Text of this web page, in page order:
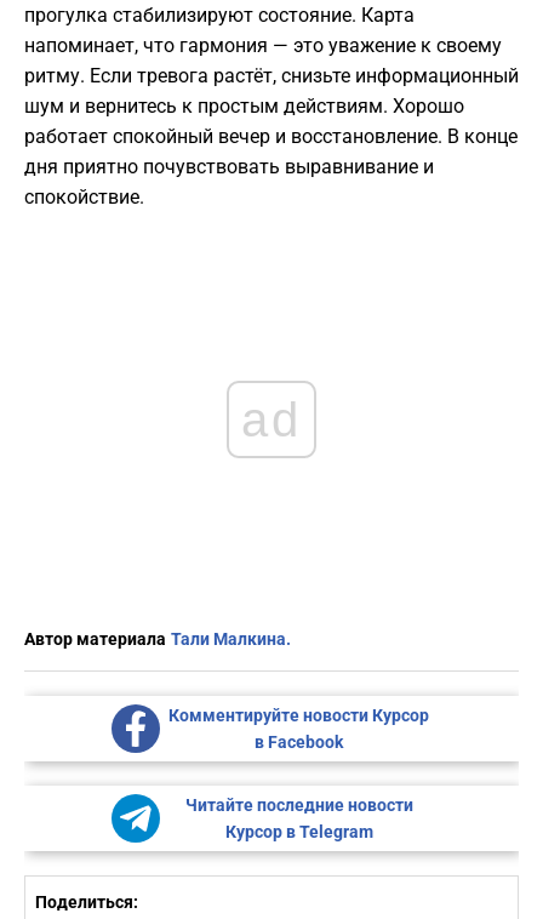
прогулка стабилизируют состояние. Карта
напоминает, что гармония — это уважение к своему
ритму. Если тревога растёт, снизьте информационный
шум и вернитесь к простым действиям. Хорошо
работает спокойный вечер и восстановление. В конце
дня приятно почувствовать выравнивание и
спокойствие.
ad
Автор материала Тали Малкина.
Комментируйте новости Курсор
в Facebook
Читайте последние новости
Курсор в Telegram
Поделиться: